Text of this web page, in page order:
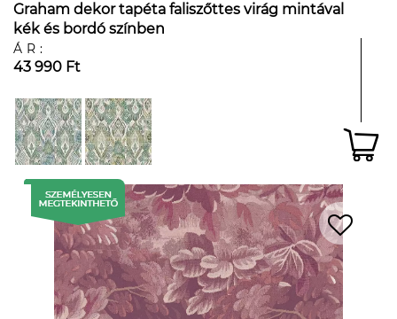
Graham dekor tapéta faliszőttes virág mintával
kék és bordó színben
ÁR:
43 990 Ft